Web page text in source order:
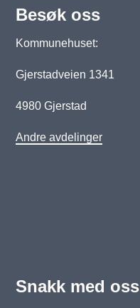
Besøk oss
Kommunehuset:
Gjerstadveien 1341
4980 Gjerstad
Andre avdelinger
Snakk med oss